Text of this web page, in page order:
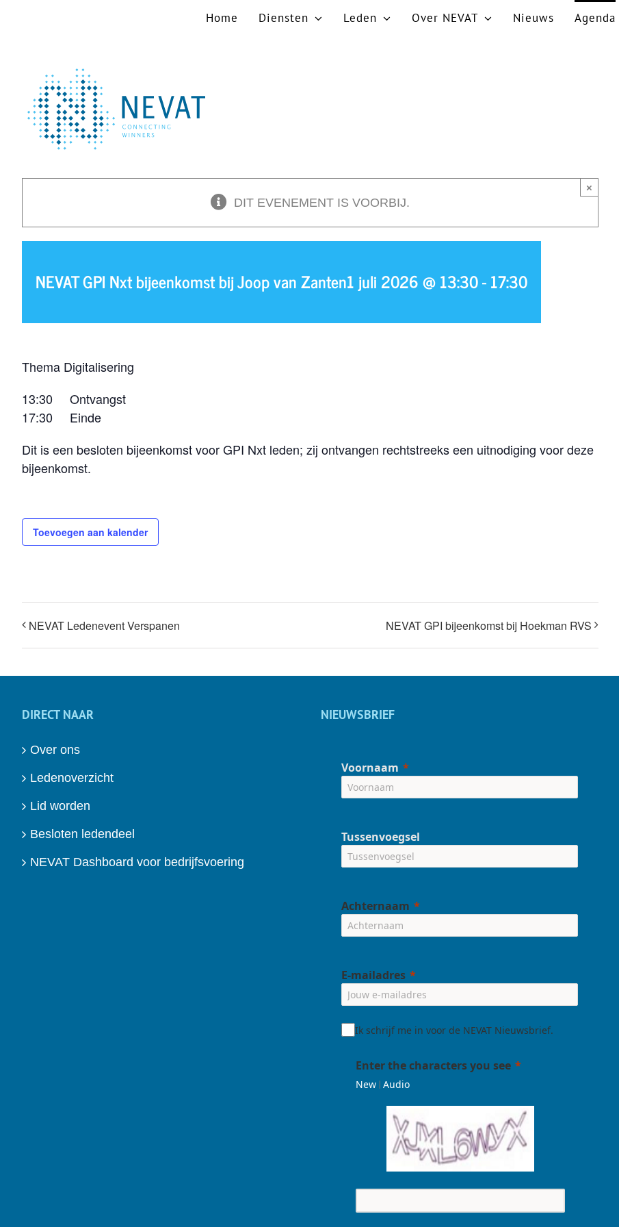
Home Diensten Leden Over NEVAT Nieuws Agenda
×
DIT EVENEMENT IS VOORBIJ.
NEVAT GPI Nxt bijeenkomst bij Joop van Zanten1 juli 2026 @ 13:30-17:30
Thema Digitalisering
13:30 Ontvangst
17:30 Einde
Dit is een besloten bijeenkomst voor GPI Nxt leden; zij ontvangen rechtstreeks een uitnodiging voor deze
bijeenkomst.
Toevoegen aan kalender
NEVAT Ledenevent Verspanen NEVAT GPI bijeenkomst bij Hoekman RVS
DIRECT NAAR
Over ons
Ledenoverzicht
Lid worden
Besloten ledendeel
NEVAT Dashboard voor bedrijfsvoering
NIEUWSBRIEF
Voornaam
Tussenvoegsel
Achternaam
E-mailadres
Ik schrijf me in voor de NEVAT Nieuwsbrief.
Enter the characters you see
New| Audio